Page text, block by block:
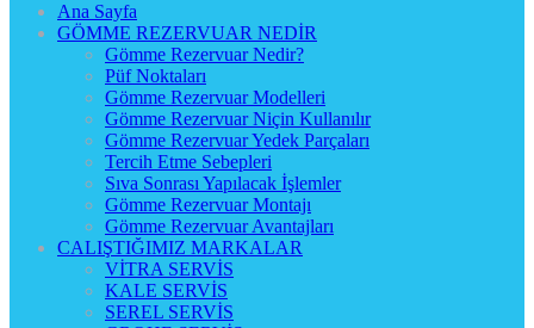
Ana Sayfa
GÖMME REZERVUAR NEDİR
Gömme Rezervuar Nedir?
Püf Noktaları
Gömme Rezervuar Modelleri
Gömme Rezervuar Niçin Kullanılır
Gömme Rezervuar Yedek Parçaları
Tercih Etme Sebepleri
Sıva Sonrası Yapılacak İşlemler
Gömme Rezervuar Montajı
Gömme Rezervuar Avantajları
CALIŞTIĞIMIZ MARKALAR
VİTRA SERVİS
KALE SERVİS
SEREL SERVİS